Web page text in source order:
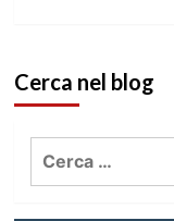
Cerca nel blog